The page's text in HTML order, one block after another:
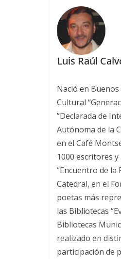
Luis Raúl
Nació en
Cultural
”Declarada de
Autónoma de la
en el Café
1000 escritores
“Encuentro de la
Catedral, en el
poetas más
las Bibliotecas
Bibliotecas
realizado en
participación de